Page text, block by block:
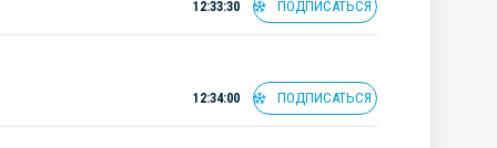
12:33:30 ПОДПИСАТЬСЯ
12:34:00 ПОДПИСАТЬСЯ